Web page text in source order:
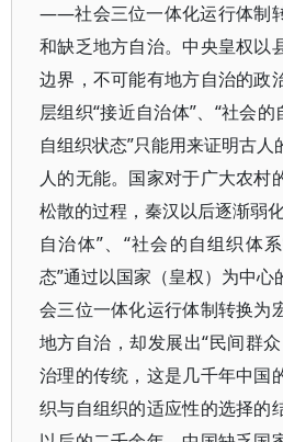
——社会三位一体化运行体制
和缺乏地方自治。中央皇权以
边界，不可能有地方自治的政
层组织“接近自治体”、“社会
自组织状态”只能用来证明古
人的无能。国家对于广大农村
松散的过程，秦汉以后逐渐弱
自治体”、“社会的自组织体
态”通过以国家（皇权）为
会三位一体化运行体制转换为
地方自治，却发展出“民间群
治理的传统，这是几千年中国
织与自组织的适应性的选择的